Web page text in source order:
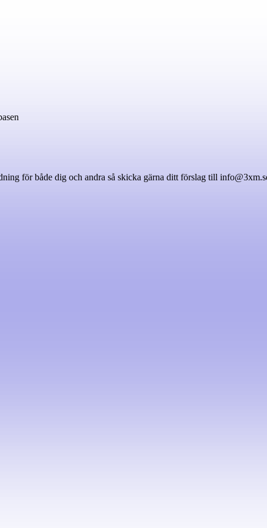
för både dig och andra så skicka gärna ditt förslag till